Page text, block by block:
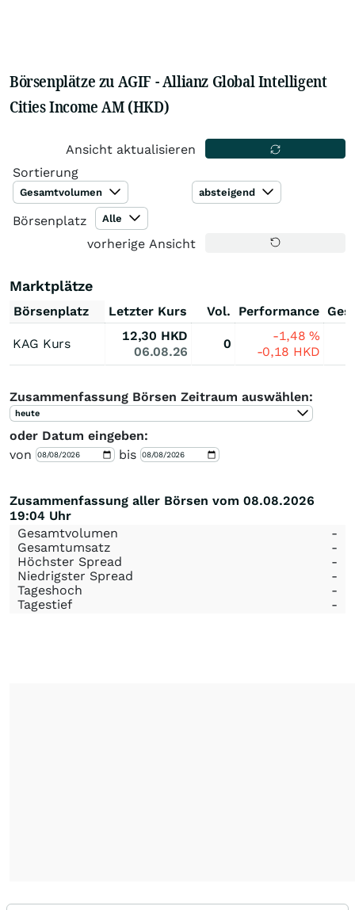
Börsenplätze zu AGIF - Allianz Global Intelligent
Cities Income AM (HKD)
Ansicht aktualisieren
Sortierung
Gesamtvolumen absteigend
Börsenplatz Alle
vorherige Ansicht
Marktplätze
Börsenplatz Letzter Kurs Vol. Performance
KAG Kurs
12,30 HKD
06.08.26
0
-1,48%
-0,18 HKD
Zusammenfassung Börsen Zeitraum auswählen:
heute
oder Datum eingeben:
von
bis
Zusammenfassung aller Börsen vom 08.08.2026
19:04 Uhr
Gesamtvolumen
-
Gesamtumsatz
-
Höchster Spread
-
Niedrigster Spread
-
Tageshoch
-
Tagestief
-